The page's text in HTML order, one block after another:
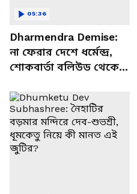
Dharmendra Demise:
না ফেরার দেশে ধর্মেন্দ্র,
শোকবার্তা বলিউড থেকে
05:36